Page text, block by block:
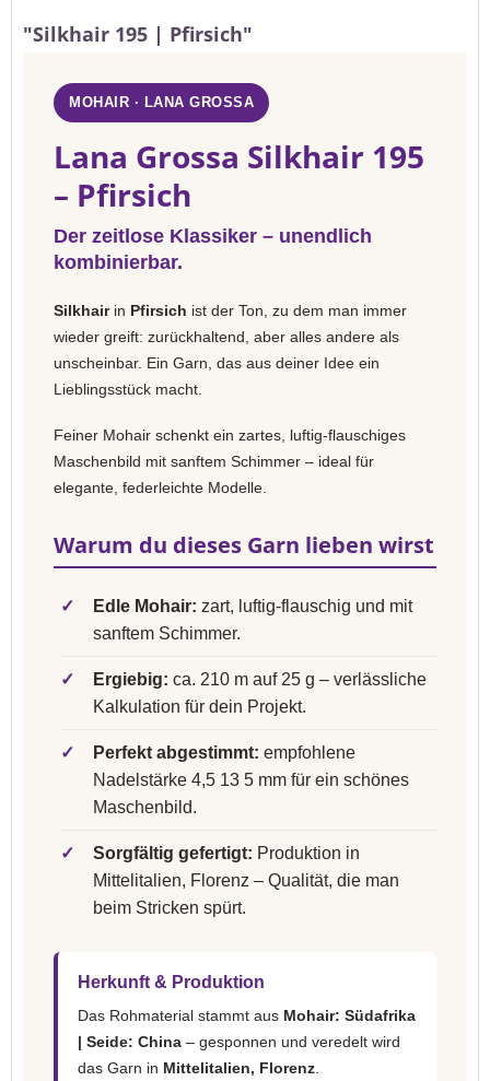
"Silkhair 195 | Pfirsich"
MOHAIR · LANA GROSSA
Lana Grossa Silkhair 195
– Pfirsich
Der zeitlose Klassiker – unendlich
kombinierbar.
Silkhairin Pfirsich ist der Ton, zu dem man immer
wieder greift: zurückhaltend, aber alles andere als
unscheinbar. Ein Garn, das aus deiner Idee ein
Lieblingsstück macht.
Feiner Mohair schenkt ein zartes, luftig-flauschiges
Maschenbild mit sanftem Schimmer – ideal für
elegante, federleichte Modelle.
Warum du dieses Garn lieben wirst
✓ Edle Mohair: zart, luftig-flauschig und mit
sanftem Schimmer.
✓ Ergiebig: ca. 210 m auf 25 g – verlässliche
Kalkulation für dein Projekt.
✓ Perfekt abgestimmt: empfohlene
Nadelstärke 4,5 13 5 mm für ein schönes
Maschenbild.
✓ Sorgfältig gefertigt: Produktion in
Mittelitalien, Florenz – Qualität, die man
beim Stricken spürt.
Herkunft & Produktion
Das Rohmaterial stammt aus Mohair: Südafrika
| Seide: China – gesponnen und veredelt wird
das Garn in Mittelitalien, Florenz